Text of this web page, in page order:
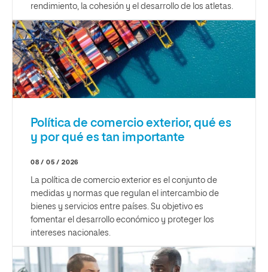
rendimiento, la cohesión y el desarrollo de los atletas.
Política de comercio exterior, qué es
y por qué es tan importante
08 / 05 / 2026
La política de comercio exterior es el conjunto de
medidas y normas que regulan el intercambio de
bienes y servicios entre países. Su objetivo es
fomentar el desarrollo económico y proteger los
intereses nacionales.